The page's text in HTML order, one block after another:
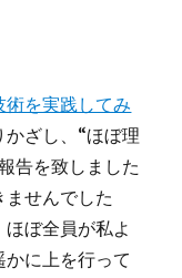
を実践してみ
ざし、“ほぼ理
告を致しました
せんでした
ぼ全員が私よ
に上を行って